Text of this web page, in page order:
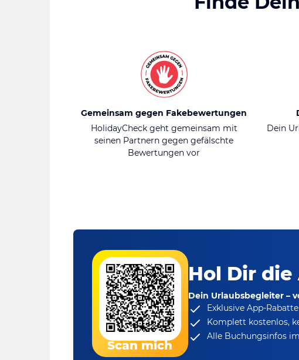
Gemeinsam gegen Fakebewertungen
HolidayCheck geht gemeinsam mit
seinen Partnern gegen gefälschte
Bewertungen vor
Dein
Scan mich
Hol Dir die
Dein Urlaubsbegleiter –
Exklusive App-Rabatte
Komplett kostenlos,
Alle Buchungsinfos